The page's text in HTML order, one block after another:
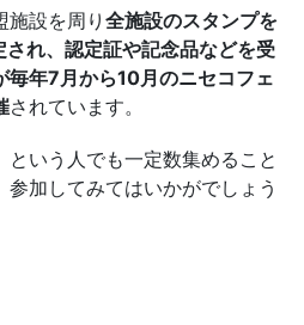
施設を周り 全施設のスタンプを
され、認定証や記念品などを受
毎年7月から10月のニセコフェ
されています。
という人でも一定数集めること
加してみてはいかがでしょう